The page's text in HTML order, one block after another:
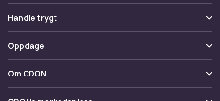
stål og glass i kompakte formater fra
HillerstorpogBrafab. Klapbord og foldbare
bord er smarte løsninger for balkonger med
Et godt balkongbord gjør morgenkaffen og
Vanlige spørsmål
Spor pakke
Angre & returner her
Kontakt oss
Handle trygt
Betaling
Levering
Oppdage
Kategorier
Varemerker
Om CDON
Om oss